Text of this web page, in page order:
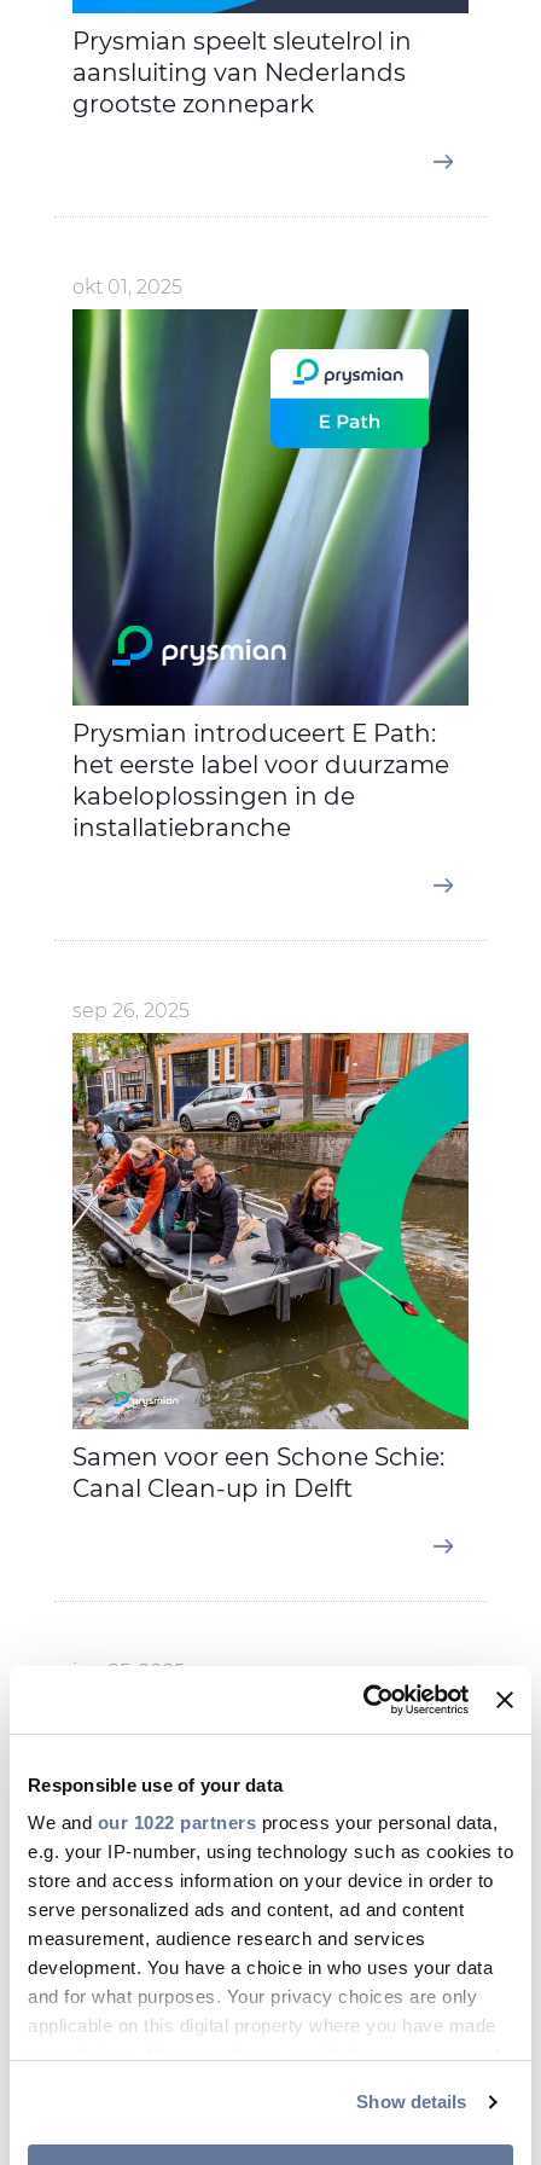
Responsible use of your data
We and our 1022 partners process your personal data,
e.g. your IP-number, using technology such as cookies to
store and access information on your device in order to
serve personalized ads and content, ad and content
measurement, audience research and services
development. You have a choice in who uses your data
and for what purposes. Your privacy choices are only
applicable on this digital property where you have made
Show details
Prysmian speelt sleutelrol in
aansluiting van Nederlands
grootste zonnepark
okt 01, 2025
Prysmian introduceert E Path:
het eerste label voor duurzame
kabeloplossingen in de
installatiebranche
sep 26, 2025
Samen voor een Schone Schie:
Canal Clean-up in Delft
jun 25, 2025
Kabels hergebruiken? Misschien
toch mogelijk – maar niet